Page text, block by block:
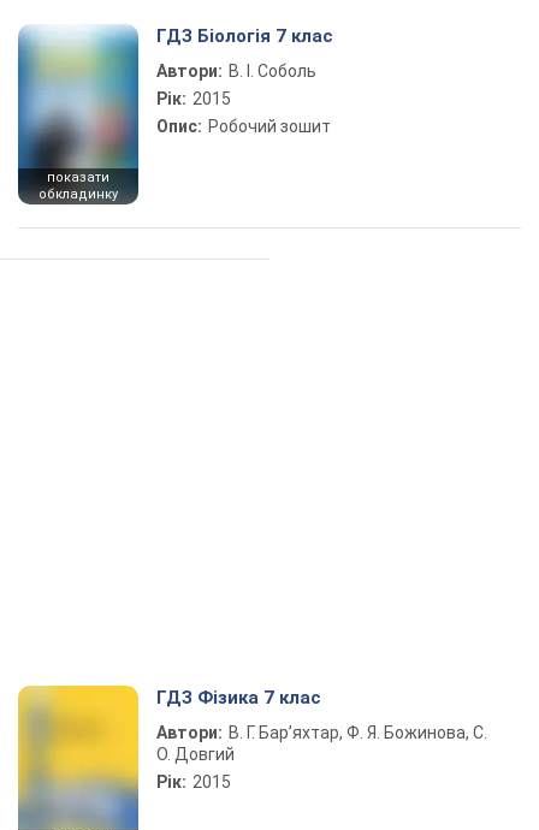
показати
обкладинку
ГДЗ Біологія 7 клас
Автори: В. І. Соболь
Рік: 2015
Опис: Робочий зошит
ГДЗ Фізика 7 клас
Автори: В. Г. Бар’яхтар, Ф. Я. Божинова, С.
О. Довгий
Рік: 2015